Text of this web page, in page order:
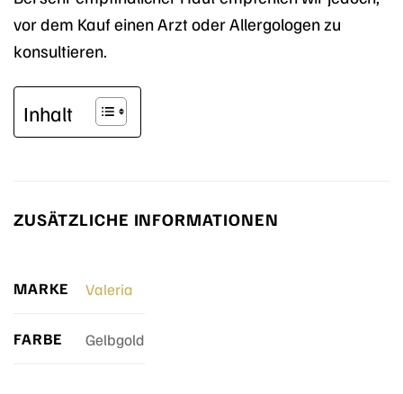
vor dem Kauf einen Arzt oder Allergologen zu
konsultieren.
Inhalt
ZUSÄTZLICHE INFORMATIONEN
MARKE Valeria
FARBE Gelbgold